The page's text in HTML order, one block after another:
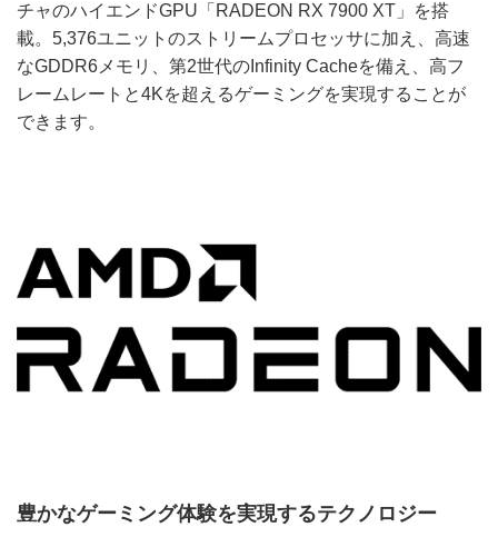
チャのハイエンドGPU「RADEON RX 7900 XT」を搭
載。5,376ユニットのストリームプロセッサに加え、高速
なGDDR6メモリ、第2世代のInfinity Cacheを備え、高フ
レームレートと4Kを超えるゲーミングを実現することが
できます。
豊かなゲーミング体験を実現するテクノロジー